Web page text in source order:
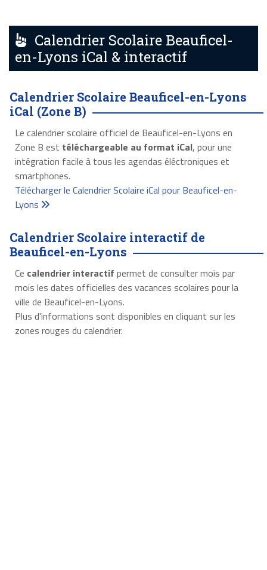
Calendrier Scolaire Beauficel-
en-Lyons iCal & interactif
Calendrier Scolaire Beauficel-en-Lyons
iCal (Zone B)
Le calendrier scolaire officiel de Beauficel-en-Lyons en
Zone B est téléchargeable au format iCal, pour une
intégration facile à tous les agendas éléctroniques et
smartphones.
Télécharger le Calendrier Scolaire iCal pour Beauficel-en-
Lyons
Calendrier Scolaire interactif de
Beauficel-en-Lyons
Ce calendrier interactif permet de consulter mois par
mois les dates officielles des vacances scolaires pour la
ville de Beauficel-en-Lyons.
Plus d'informations sont disponibles en cliquant sur les
zones rouges du calendrier.